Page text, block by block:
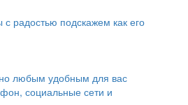
радостью подскажем как его
любым удобным для вас
социальные сети и